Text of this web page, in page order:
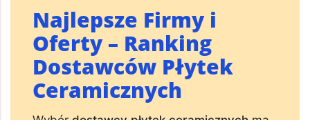
Najlepsze Firmy i
Oferty – Ranking